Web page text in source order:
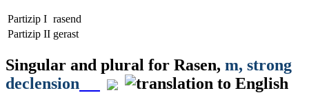
Partizip I rasend
Partizip II gerast
Singular and plural for Rasen, m, strong
declension